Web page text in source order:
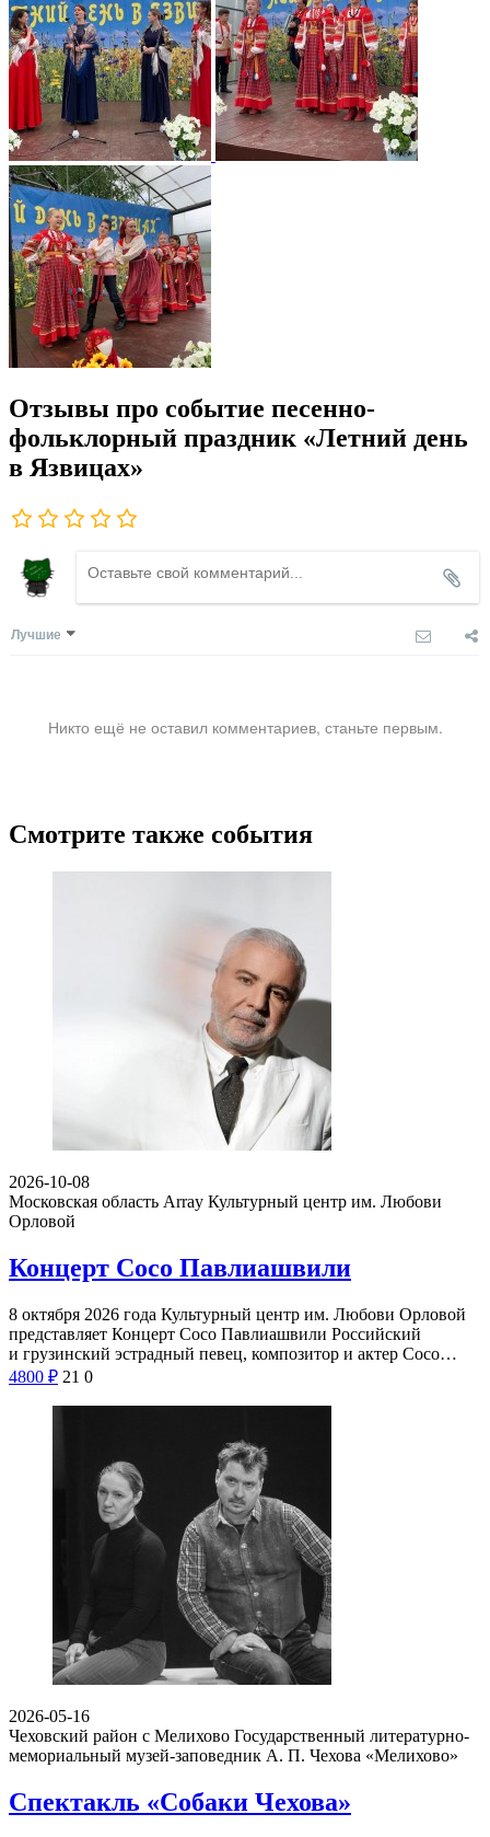
Отзывы про событие песенно-
фольклорный праздник «Летний день
в Язвицах»
Лучшие
Никто ещё не оставил комментариев, станьте первым.
Смотрите также события
2026-10-08
Московская область Array Культурный центр им. Любови
Орловой
Концерт Сосо Павлиашвили
8 октября 2026 года Культурный центр им. Любови Орловой
представляет Концерт Сосо Павлиашвили Российский
и грузинский эстрадный певец, композитор и актер Сосо…
4800 ₽ 21 0
2026-05-16
Чеховский район с Мелихово Государственный литературно-
мемориальный музей-заповедник А. П. Чехова «Мелихово»
Спектакль «Собаки Чехова»